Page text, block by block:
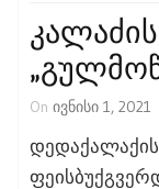
On ივნისი 1, 2021
დედაქალაქის